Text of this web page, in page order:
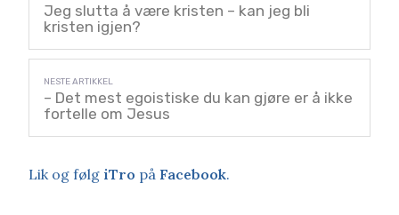
Jeg slutta å være kristen – kan jeg bli
kristen igjen?
– Det mest egoistiske du kan gjøre er å ikke
fortelle om Jesus
Lik og følg iTro på Facebook.